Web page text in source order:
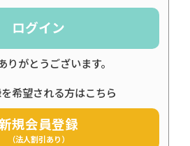
ログイン
りがとうございます。
希望される方はこちら
規会員登録
（法人割引あり）